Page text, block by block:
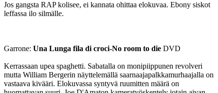
Jos gangsta RAP kolisee, ei kannata ohittaa elokuvaa. Ebony siskot
leffassa ilo silmälle.
Garrone: Una Lunga fila di croci-No room to die DVD
Kerrassaan upea spaghetti. Sabatalla on monipiippunen revolveri
mutta William Bergerin näyttelemällä saarnaajapalkkamurhaajalla on
vastaava kivääri. Elokuvassa syntyvä ruumitten määrä on